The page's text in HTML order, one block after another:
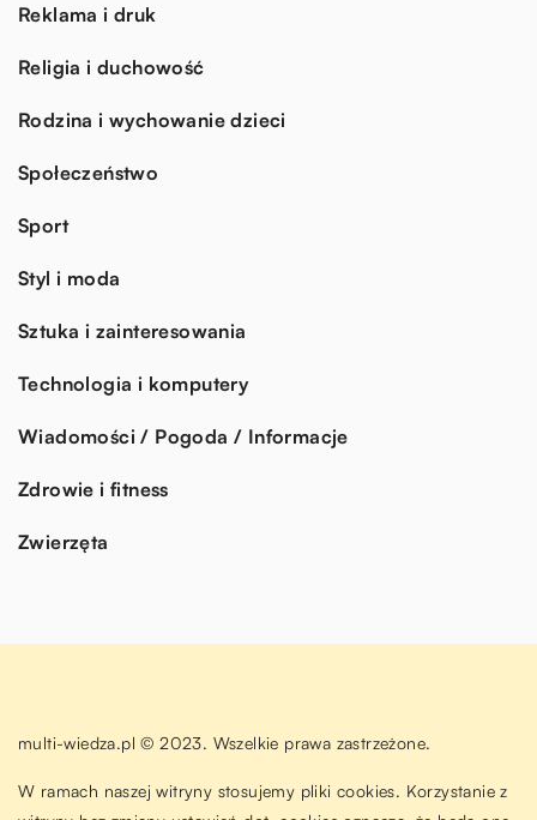
Reklama i druk
Religia i duchowość
Rodzina i wychowanie dzieci
Społeczeństwo
Sport
Styl i moda
Sztuka i zainteresowania
Technologia i komputery
Wiadomości / Pogoda / Informacje
Zdrowie i fitness
Zwierzęta
multi-wiedza.pl © 2023. Wszelkie prawa zastrzeżone.
W ramach naszej witryny stosujemy pliki cookies. Korzystanie z